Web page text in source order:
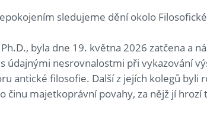
sledujeme dění okolo
byla dne 19. května 2026 zatčena a
údajnými nesrovnalostmi při vykazování
antické filosofie. Další z jejích kolegů byli
činu majetkoprávní povahy, za nějž jí